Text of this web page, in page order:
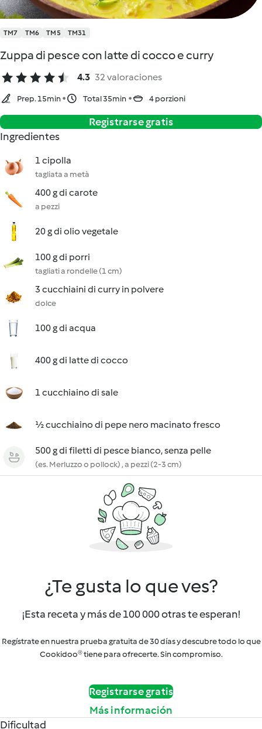
TM7 TM6 TM5 TM31
Zuppa di pesce con latte di cocco e curry
4.3 32 valoraciones
Prep. 15min Total 35min 4 porzioni
Registrarse gratis
Ingredientes
1 cipolla
tagliata a metà
400 g di carote
a pezzi
20 g di olio vegetale
100 g di porri
tagliati a rondelle (1 cm)
3 cucchiaini di curry in polvere
dolce
100 g di acqua
400 g di latte di cocco
1 cucchiaino di sale
½ cucchiaino di pepe nero macinato fresco
500 g di filetti di pesce bianco, senza pelle
(es. Merluzzo o pollock) , a pezzi (2-3 cm)
¿Te gusta lo que ves?
¡Esta receta y más de 100 000 otras te esperan!
Regístrate en nuestra prueba gratuita de 30 días y descubre todo lo que
Cookidoo® tiene para ofrecerte. Sin compromiso.
Registrarse gratis
Más información
Dificultad